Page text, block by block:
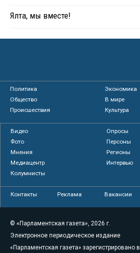
Ялта, мы вместе!
Политика
Экономика
Общество
В мире
Происшествия
Культура
Видео
Опросы
Фото
Персоны
Мнения
Регионы
Медиацентр
Интервью
Колумнисты
Контакты Реклама Вакансии
© «Парламентская газета», 2026 г.
Электронное периодическое издание
«Парламентская газета» зарегистрировано в